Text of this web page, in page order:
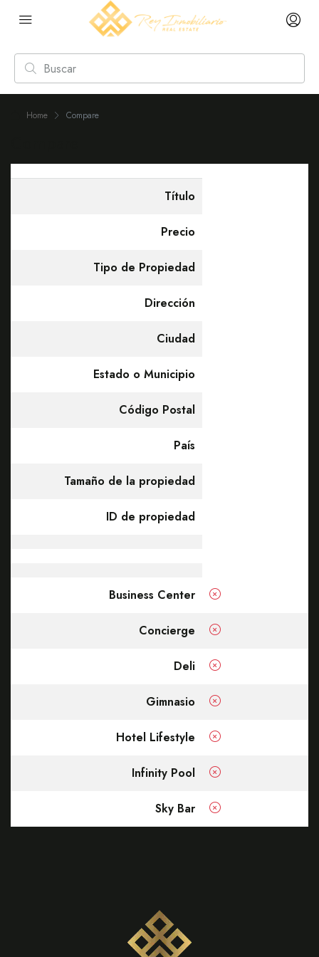
Home Compare
Título
Precio
Tipo de Propiedad
Dirección
Ciudad
Estado o Municipio
Código Postal
País
Tamaño de la propiedad
ID de propiedad
Business Center
Concierge
Deli
Gimnasio
Hotel Lifestyle
Infinity Pool
Sky Bar